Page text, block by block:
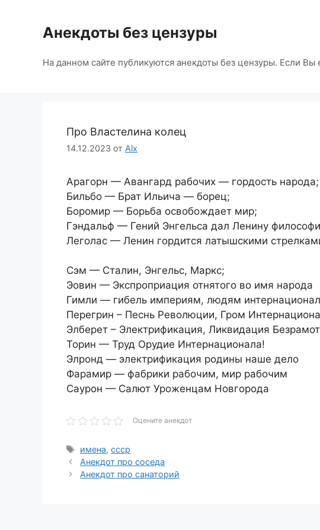
содержимомуАнекдоты без цензуры
На данном сайте публикуются анекдоты без цензуры. Если
Про Властелина колец
14.12.2023 от Alx
Арагорн — Авангард рабочих — гордость народа;
Бильбо — Брат Ильича — борец;
Боромир — Борьба освобождает мир;
Гэндальф — Гений Энгельса дал Ленину
Леголас — Ленин гордится латышскими
Сэм — Сталин, Энгельс, Маркс;
Эовин — Экспроприация отнятого во имя народа
Гимли — гибель империям, людям интернационал
Перегрин – Песнь Революции, Гром
Элберет – Электрификация, Ликвидация
Торин — Труд Орудие Интернационала!
Элронд — электрификация родины наше дело
Фарамир — фабрики рабочим, мир рабочим
Саурон — Салют Уроженцам Новгорода
Оцените анекдот
Метки
имена,ссср
Анекдот про соседа
Анекдот про санаторий